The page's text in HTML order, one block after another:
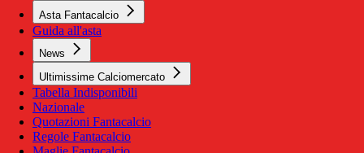
Asta Fantacalcio
Guida all'asta
News
Ultimissime Calciomercato
Tabella Indisponibili
Nazionale
Quotazioni Fantacalcio
Regole Fantacalcio